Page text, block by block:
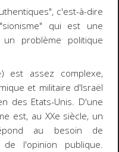
c'est-à-dire
qui est une
problème politique
est assez complexe,
et militaire d'Israël
des Etats-Unis. D'une
est, au XXe siècle, un
au besoin de
l'opinion publique.